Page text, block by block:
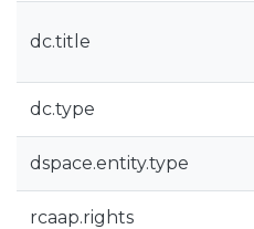
dc.title
dc.type
dspace.entity.type
rcaap.rights